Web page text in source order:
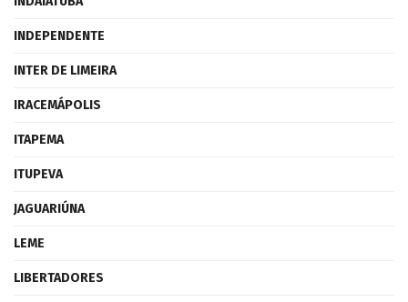
INDEPENDENTE
INTER DE LIMEIRA
IRACEMÁPOLIS
ITAPEMA
ITUPEVA
JAGUARIÚNA
LEME
LIBERTADORES